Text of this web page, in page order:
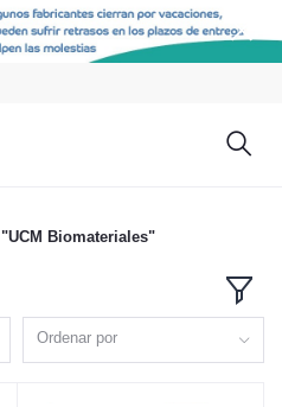
"UCM Biomateriales"
Ordenar por